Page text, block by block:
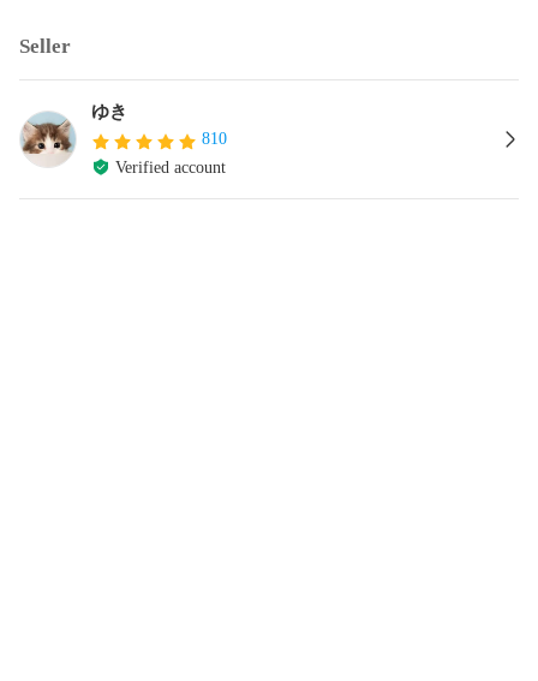
Seller
ゆき
810
Verified account